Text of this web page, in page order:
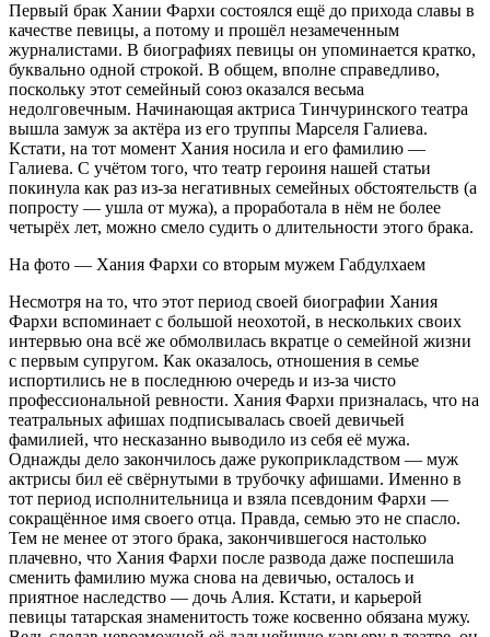
Первый брак Хании Фархи состоялся ещё до прихода славы в
качестве певицы, а потому и прошёл незамеченным
журналистами. В биографиях певицы он упоминается кратко,
буквально одной строкой. В общем, вполне справедливо,
поскольку этот семейный союз оказался весьма
недолговечным. Начинающая актриса Тинчуринского театра
вышла замуж за актёра из его труппы Марселя Галиева.
Кстати, на тот момент Хания носила и его фамилию —
Галиева. С учётом того, что театр героиня нашей статьи
покинула как раз из-за негативных семейных обстоятельств (а
попросту — ушла от мужа), а проработала в нём не более
четырёх лет, можно смело судить о длительности этого брака.
На фото — Хания Фархи со вторым мужем Габдулхаем
Несмотря на то, что этот период своей биографии Хания
Фархи вспоминает с большой неохотой, в нескольких своих
интервью она всё же обмолвилась вкратце о семейной жизни
с первым супругом. Как оказалось, отношения в семье
испортились не в последнюю очередь и из-за чисто
профессиональной ревности. Хания Фархи призналась, что на
театральных афишах подписывалась своей девичьей
фамилией, что несказанно выводило из себя её мужа.
Однажды дело закончилось даже рукоприкладством — муж
актрисы бил её свёрнутыми в трубочку афишами. Именно в
тот период исполнительница и взяла псевдоним Фархи —
сокращённое имя своего отца. Правда, семью это не спасло.
Тем не менее от этого брака, закончившегося настолько
плачевно, что Хания Фархи после развода даже поспешила
сменить фамилию мужа снова на девичью, осталось и
приятное наследство — дочь Алия. Кстати, и карьерой
певицы татарская знаменитость тоже косвенно обязана мужу.